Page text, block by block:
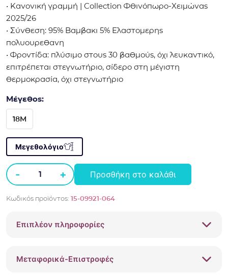
• Κανονική γραμμή | Collection Φθινόπωρο-Χειμώνας
2025/26
• Σύνθεση: 95% Βαμβακι 5% Ελαστομερης
πολυουρεθανη
• Φροντίδα: πλύσιμο στους 30 βαθμούς, όχι λευκαντικό,
επιτρέπεται στεγνωτήριο, σίδερο στη μέγιστη
θερμοκρασία, όχι στεγνωτήριο
Μέγεθος:
18M
Μεγεθολόγιο
-
Βρεφικά
Mayoral
ζευγάρια
Ροζ
+ Προσθήκη στο καλάθι
Κωδικός προϊόντος: 15-09921-064
Επιπλέον πληροφορίες
Μεταφορικά-Επιστροφές